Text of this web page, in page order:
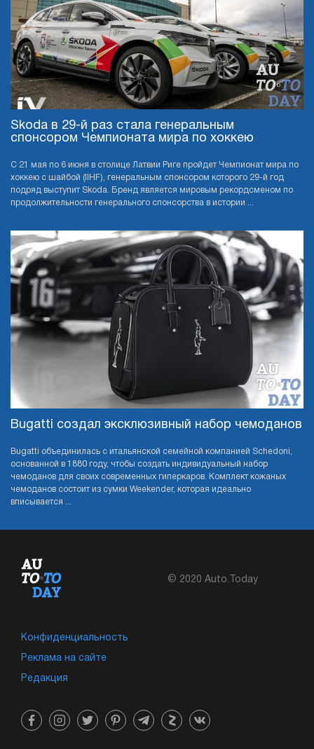
Skoda в 29-й раз стала генеральным
спонсором Чемпионата мира по хоккею
С 21 мая по 6 июня в столице Латвии Риге пройдет Чемпионат мира по
хоккею с шайбой (IIHF), генеральным спонсором которого 29-й год
подряд выступит Skoda. Бренд является мировым рекордсменом по
продолжительности генерального спонсорства в истории ...
Bugatti создал эксклюзивный набор чемоданов
Bugatti объединилась с итальянской семейной компанией Schedoni,
основанной в 1880 году, чтобы создать индивидуальный набор
чемоданов для своих современных гиперкаров. Комплект кожаных
чемоданов состоит из сумки Weekender, которая идеально
вписывается ...
© 2020 Auto.Today
Конфиденциальность
Реклама на сайте
Редакция